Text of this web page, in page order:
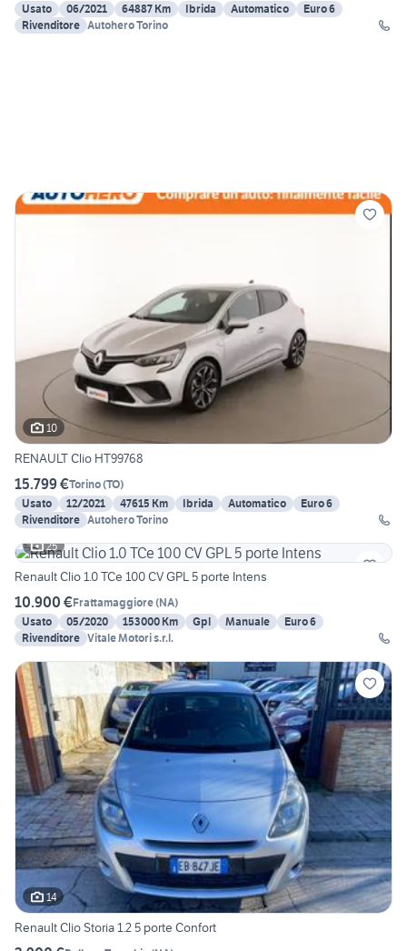
Usato
06/2021 64887 Km Ibrida Automatico
Euro 6
Rivenditore Autohero Torino
10
RENAULT Clio HT99768
15.799 €Torino(TO)
Usato
12/2021 47615 Km Ibrida Automatico
Euro 6
Rivenditore Autohero Torino
25
Renault Clio 1.0 TCe 100 CV GPL 5 porte Intens
10.900 €Frattamaggiore(NA)
Usato
05/2020 153000 Km Gpl Manuale
Euro 6
Rivenditore Vitale Motori s.r.l.
14
Renault Clio Storia 1.2 5 porte Confort